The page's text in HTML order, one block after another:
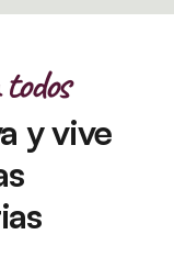
y vive